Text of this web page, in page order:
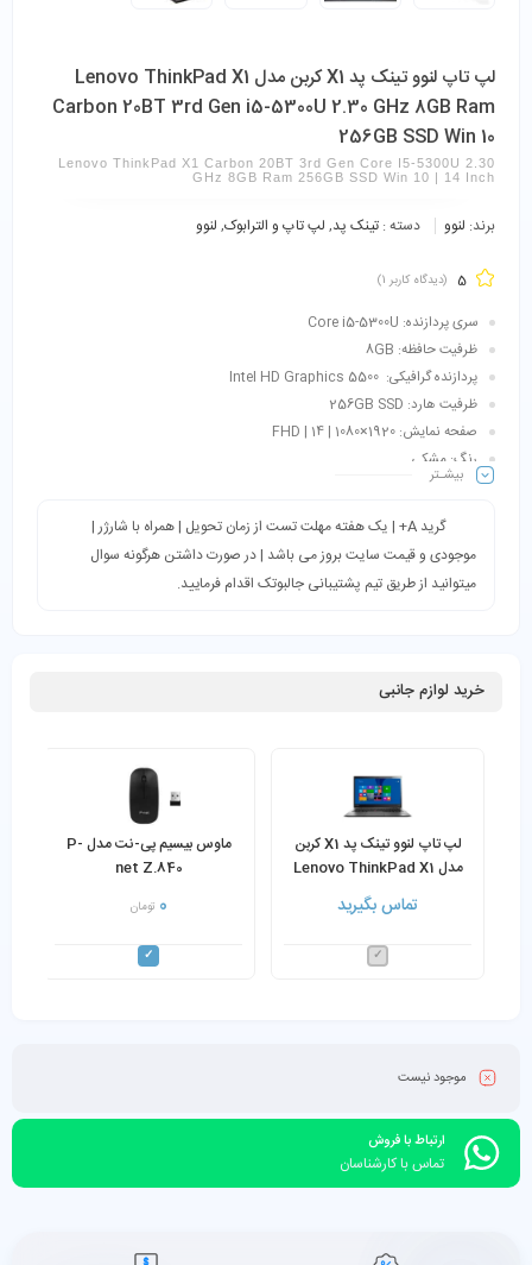
لپ تاپ لنوو تینک پد X1 کربن مدل Lenovo ThinkPad X1
Carbon 20BT 3rd Gen i5-5300U 2.30 GHz 8GB Ram
256GB SSD Win 10
Lenovo ThinkPad X1 Carbon 20BT 3rd Gen Core I5-5300U 2.30
GHz 8GB Ram 256GB SSD Win 10 | 14 Inch
برند: لنوو دسته : تینک پد, لپ تاپ و الترابوک, لنوو
5 (دیدگاه کاربر 1
)
سری پردازنده: Core i5-5300U
ظرفیت حافظه: 8GB
پردازنده گرافیکی: Intel HD Graphics 5500
ظرفیت هارد: 256GB SSD
صفحه نمایش: 1920×1080 | FHD | 14
رنگ: مشکی
بیشـتر
گرید A+ | یک هفته مهلت تست از زمان تحویل | همراه با شارژر |
موجودی و قیمت سایت بروز می باشد | در صورت داشتن هرگونه سوال
میتوانید از طریق تیم پشتیبانی جالبوتک اقدام فرمایید.
خرید لوازم جانبی
لپ تاپ لنوو تینک پد X1 کربن
مدل Lenovo ThinkPad X1
Carbon 20BT 3rd Gen i5-
5300U 2.30 GHz 8GB Ram
تماس بگیرید
ماوس بیسیم پی-نت مدل P-
net Z.840
0 تومان
موجود نیست
ارتباط با فروش
تماس با کارشناسان